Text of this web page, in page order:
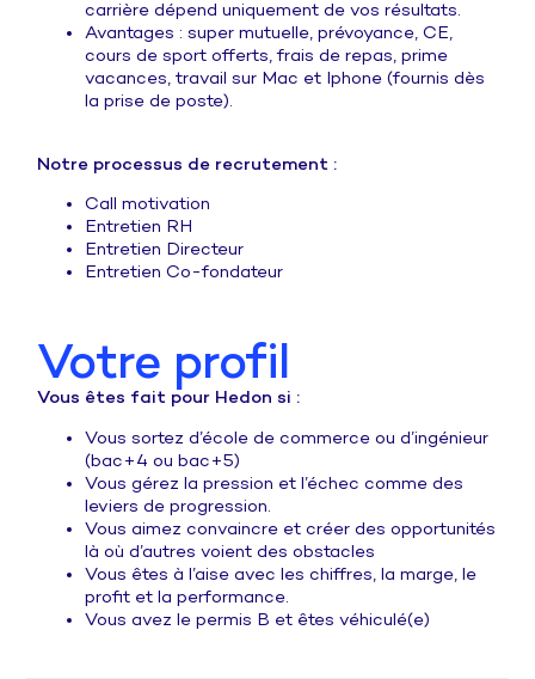
carrière dépend uniquement de vos résultats.
Avantages : super mutuelle, prévoyance, CE,
cours de sport offerts, frais de repas, prime
vacances, travail sur Mac et Iphone (fournis dès
la prise de poste).
Notre processus de recrutement :
Call motivation
Entretien RH
Entretien Directeur
Entretien Co-fondateur
Votre profil
Vous êtes fait pour Hedon si :
Vous sortez d’école de commerce ou d’ingénieur
(bac+4 ou bac+5)
Vous gérez la pression et l’échec comme des
leviers de progression.
Vous aimez convaincre et créer des opportunités
là où d’autres voient des obstacles
Vous êtes à l’aise avec les chiffres, la marge, le
profit et la performance.
Vous avez le permis B et êtes véhiculé(e)